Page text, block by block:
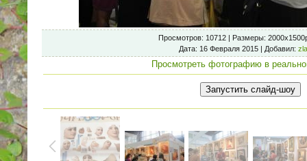
Просмотров: 10712 | Размеры:
Дата: 16 Февраля 2015 | Добавил:
Просмотреть фотографию в